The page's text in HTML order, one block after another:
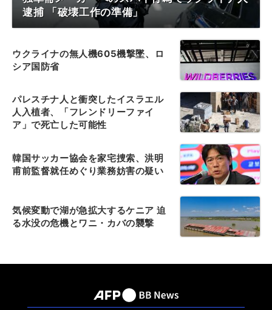
逮捕 「破壊工作の準備」
ウクライナの無人機605機撃墜、ロ
シア国防省
パレスチナ人と衝突したイスラエル
人入植者、「フレンドリーファイ
ア」で死亡した可能性
韓国サッカー協会を家宅捜索、洪明
甫前監督就任めぐり業務妨害の疑い
気候変動で湖が急拡大するケニア 迫
る水没の危機とワニ・カバの襲撃